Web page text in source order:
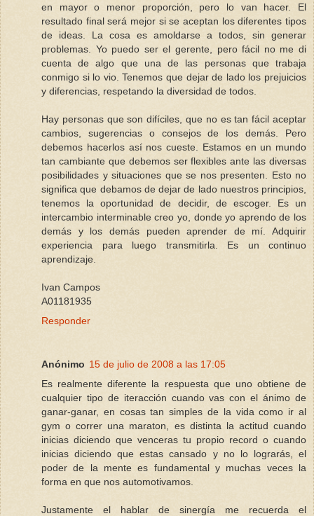
en mayor o menor proporción, pero lo van hacer. El
resultado final será mejor si se aceptan los diferentes tipos
de ideas. La cosa es amoldarse a todos, sin generar
problemas. Yo puedo ser el gerente, pero fácil no me di
cuenta de algo que una de las personas que trabaja
conmigo si lo vio. Tenemos que dejar de lado los prejuicios
y diferencias, respetando la diversidad de todos.
Hay personas que son difíciles, que no es tan fácil aceptar
cambios, sugerencias o consejos de los demás. Pero
debemos hacerlos así nos cueste. Estamos en un mundo
tan cambiante que debemos ser flexibles ante las diversas
posibilidades y situaciones que se nos presenten. Esto no
significa que debamos de dejar de lado nuestros principios,
tenemos la oportunidad de decidir, de escoger. Es un
intercambio interminable creo yo, donde yo aprendo de los
demás y los demás pueden aprender de mí. Adquirir
experiencia para luego transmitirla. Es un continuo
aprendizaje.
Ivan Campos
A01181935
Responder
Anónimo 15 de julio de 2008 a las 17:05
Es realmente diferente la respuesta que uno obtiene de
cualquier tipo de iteracción cuando vas con el ánimo de
ganar-ganar, en cosas tan simples de la vida como ir al
gym o correr una maraton, es distinta la actitud cuando
inicias diciendo que venceras tu propio record o cuando
inicias diciendo que estas cansado y no lo lograrás, el
poder de la mente es fundamental y muchas veces la
forma en que nos automotivamos.
Justamente el hablar de sinergía me recuerda el